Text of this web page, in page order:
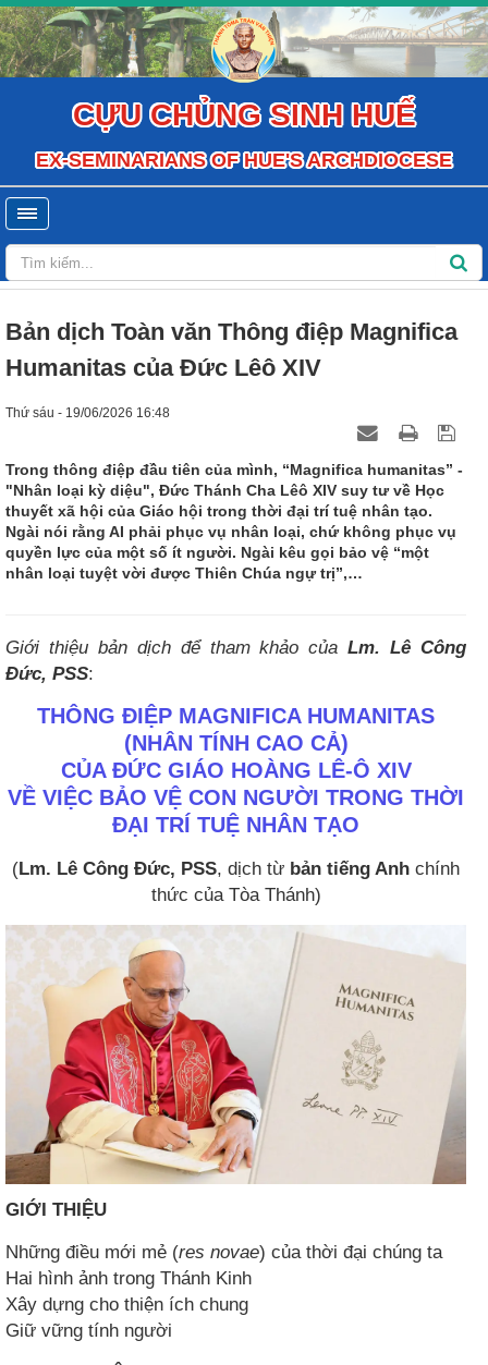
CỰU CHỦNG SINH HUẾ
EX-SEMINARIANS OF HUE'S ARCHDIOCESE
Bản dịch Toàn văn Thông điệp Magnifica
Humanitas của Đức Lêô XIV
Thứ sáu - 19/06/2026 16:48
Trong thông điệp đầu tiên của mình, “Magnifica humanitas” -
"Nhân loại kỳ diệu", Đức Thánh Cha Lêô XIV suy tư về Học
thuyết xã hội của Giáo hội trong thời đại trí tuệ nhân tạo.
Ngài nói rằng AI phải phục vụ nhân loại, chứ không phục vụ
quyền lực của một số ít người. Ngài kêu gọi bảo vệ “một
nhân loại tuyệt vời được Thiên Chúa ngự trị”,…
Giới thiệu bản dịch để tham khảo củaLm. Lê Công
Đức, PSS:
THÔNG ĐIỆP MAGNIFICA HUMANITAS
(NHÂN TÍNH CAO CẢ)
CỦA ĐỨC GIÁO HOÀNG LÊ-Ô XIV
VỀ VIỆC BẢO VỆ CON NGƯỜI TRONG THỜI
ĐẠI TRÍ TUỆ NHÂN TẠO
(Lm. Lê Công Đức, PSS, dịch từ bản tiếng Anh chính
thức của Tòa Thánh)
GIỚI THIỆU
Những điều mới mẻ (res novae) của thời đại chúng ta
Hai hình ảnh trong Thánh Kinh
Xây dựng cho thiện ích chung
Giữ vững tính người